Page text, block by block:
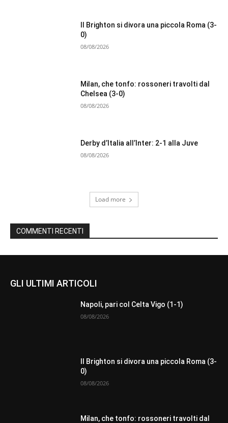
Il Brighton si divora una piccola Roma (3-
0)
08/08/2026
Milan, che tonfo: rossoneri travolti dal
Chelsea (3-0)
08/08/2026
Derby d’Italia all’Inter: 2-1 alla Juve
08/08/2026
Load more
COMMENTI RECENTI
GLI ULTIMI ARTICOLI
Napoli, pari col Celta Vigo (1-1)
08/08/2026
Il Brighton si divora una piccola Roma (3-
0)
08/08/2026
Milan, che tonfo: rossoneri travolti dal